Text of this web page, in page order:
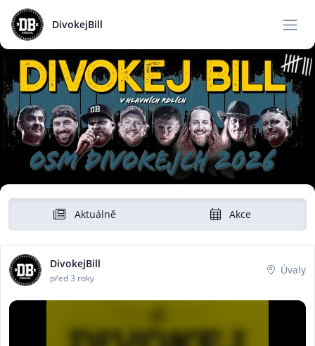
DivokejBill
Aktuálně Akce
DivokejBill
před 3 roky
Úvaly